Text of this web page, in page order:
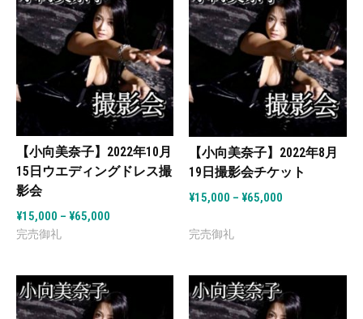
【小向美奈子】2022年10月
15日ウエディングドレス撮
影会
¥15,000 – ¥65,000
【小向美奈子】2022年8月
19日撮影会チケット
¥15,000 – ¥65,000